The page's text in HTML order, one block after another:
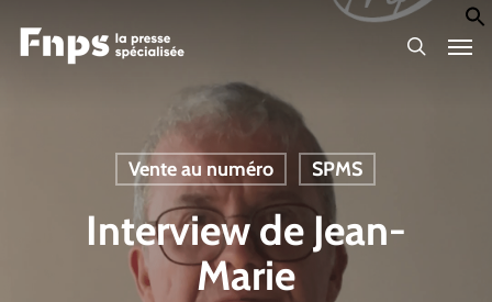
search
Vente au numéro SPMS
Interview de Jean-
Marie